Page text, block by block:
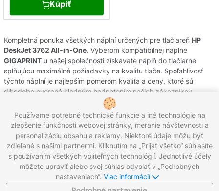
Kúpiť
Kompletná ponuka všetkých náplní určených pre tlačiareň HP
DeskJet 3762 All-in-One. Výberom kompatibilnej náplne
GIGAPRINT u našej společnosti získavate náplň do tlačiarne
splňujúcu maximálné požiadavky na kvalitu tlače. Spoľahlivosť
týchto náplní je najlepším pomerom kvalita a ceny, ktoré sú
dlhodobo overené kladným hodnotením našich zákazníkov.
Originálne náplne od výrobcovHPpochádzajú z oficiálnej
slovenskej distribúcie s garanciou pôvodu. Potrebujete poradiť s
výberom náplní do Vašej tlačiarne, kontaktujte náš zákaznícky
servis, kde Vám radi pomôžeme.
Zavolajte nám: 0221 000 012 Pracovné dni 8:00 - 16:30
Napíšte nám:info@gigaprint.sk©2026 gigaprint.sk
Používame potrebné technické funkcie a iné technológie na
zlepšenie funkčnosti webovej stránky, meranie návštevnosti a
personalizáciu obsahu a reklamy. Niektoré údaje môžu byť
zdieľané s našimi partnermi. Kliknutím na „Prijať všetko“ súhlasíte
s používaním všetkých voliteľných technológií. Jednotlivé účely
môžete upraviť alebo svoj súhlas odvolať v „Podrobných
nastaveniach“. Viac informácií